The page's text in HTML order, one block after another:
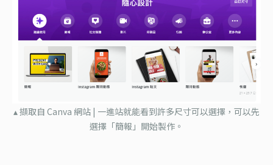
▴ 擷取自 Canva 網站 | 一進站就能看到許多尺寸可以選擇，可以先
選擇「簡報」開始製作。